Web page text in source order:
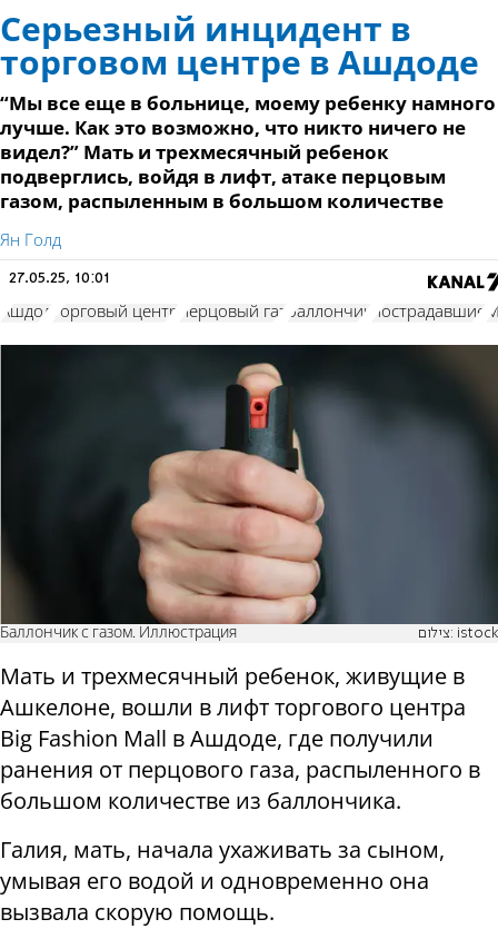
Серьезный инцидент в
торговом центре в Ашдоде
“Мы все еще в больнице, моему ребенку намного
лучше. Как это возможно, что никто ничего не
видел?” Мать и трехмесячный ребенок
подверглись, войдя в лифт, атаке перцовым
газом, распыленным в большом количестве
Ян Голд
27.05.25, 10:01
Ашдод торговый центр перцовый газ баллончик пострадавшие
Баллончик с газом. Иллюстрация צילום: istock
Мать и трехмесячный ребенок, живущие в
Ашкелоне, вошли в лифт торгового центра
Big Fashion Mall в Ашдоде, где получили
ранения от перцового газа, распыленного в
большом количестве из баллончика.
Галия, мать, начала ухаживать за сыном,
умывая его водой и одновременно она
вызвала скорую помощь.